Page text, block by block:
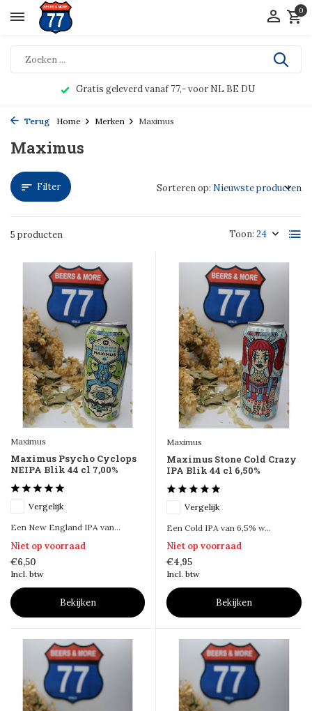
0
Gratis geleverd vanaf 77,- voor NL BE DU
Terug Home Merken Maximus
Maximus
Filter
5 producten Toon:
Sorteren op:
Maximus
Maximus Psycho Cyclops
NEIPA Blik 44 cl 7,00%
Vergelijk
Een New England IPA van...
Niet op voorraad
€6,50
Incl. btw
Bekijken
Maximus
Maximus Stone Cold Crazy
IPA Blik 44 cl 6,50%
Vergelijk
Een Cold IPA van 6,5% w...
Niet op voorraad
€4,95
Incl. btw
Bekijken